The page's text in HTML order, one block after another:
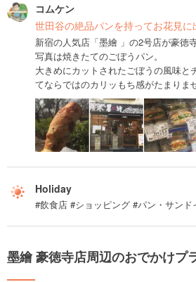
コムケン
世田谷の絶品パンを持ってお花見に
新宿の人気店「墨繪 」の2号店が豪徳
写真は焼きたてのごぼうパン。
大きめにカットされたごぼうの風味と
てならではのカリッもち感がたまりま
Holiday
#飲食店 #ショッピング #パン・サン
墨繪 豪徳寺店周辺のおでかけプ